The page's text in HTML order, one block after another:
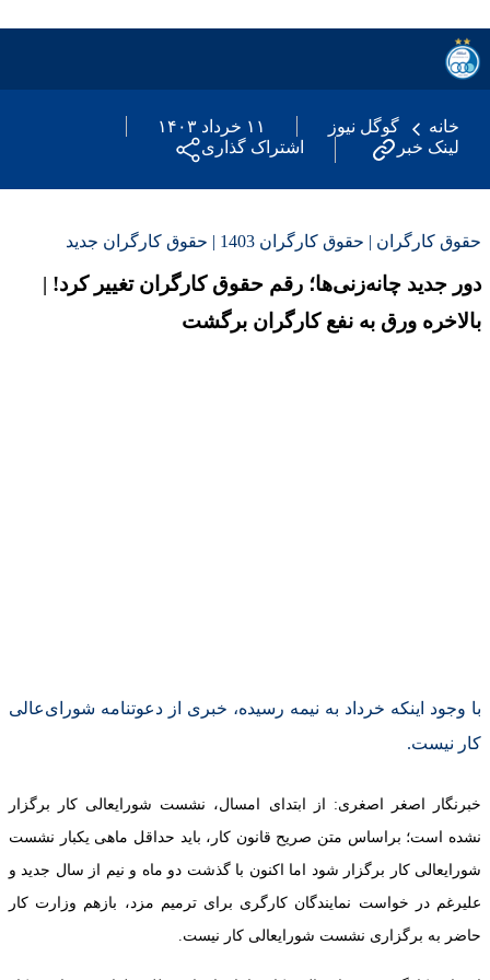
خانه گوگل نیوز
۱۱ خرداد ۱۴۰۳
لینک خبر
اشتراک گذاری
حقوق کارگران | حقوق کارگران 1403 | حقوق کارگران جدید
دور جدید چانه‌زنی‌ها؛ رقم حقوق کارگران تغییر کرد! |
بالاخره ورق به نفع کارگران برگشت
با وجود اینکه خرداد به نیمه رسیده، خبری از دعوتنامه شورای‌عالی
کار نیست.
خبرنگار اصغر اصغری: از ابتدای امسال، نشست شورایعالی کار برگزار
نشده است؛ براساس متن صریح قانون کار، باید حداقل ماهی یکبار نشست
شورایعالی کار برگزار شود اما اکنون با گذشت دو ماه و نیم از سال جدید و
علیرغم در خواست نمایندگان کارگری برای ترمیم مزد، بازهم وزارت کار
حاضر به برگزاری نشست شورایعالی کار نیست.